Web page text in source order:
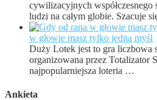
cywilizacyjnych
ludzi na całym globie. Szacuje
w głowie masz tylko jedną myśl
Duży Lotek jest to gra liczbowa
organizowana przez Totalizator
najpopularniejsza loteria …
Ankieta